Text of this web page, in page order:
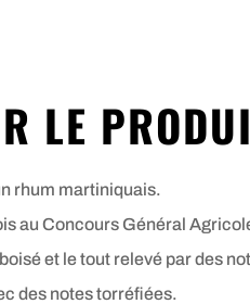
LE
rhum martiniquais.
au Concours Général
et le tout relevé par des
des notes torréfiées.